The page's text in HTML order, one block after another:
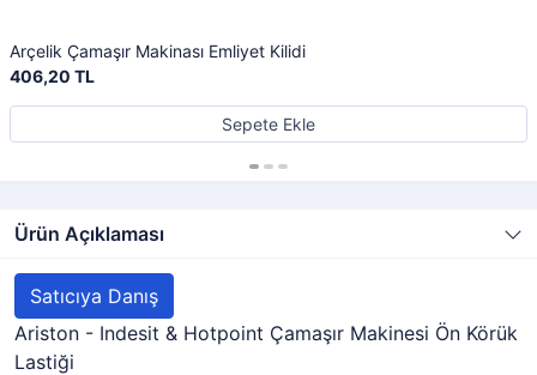
Arçelik Çamaşır Makinası Emliyet Kilidi
406,20 TL
Sepete Ekle
Ürün Açıklaması
Satıcıya Danış
Ariston - Indesit & Hotpoint Çamaşır Makinesi Ön Körük
Lastiği